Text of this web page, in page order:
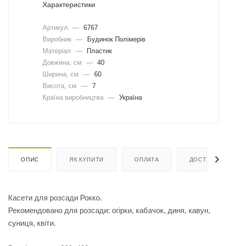
Характеристики
Артикул — 6767
Виробник —
Будинок Полімерів
Матеріал
—
Пластик
Довжина, cм
— 40
Ширина, cм
— 60
Висота, см
— 7
Країна виробництва — Україна
ОПИС ЯК КУПИТИ ОПЛАТА ДОСТАВКА
Касети для розсади Рокко.
Рекомендовано для розсади: огірки, кабачок, диня, кавун,
суниця, квіти.